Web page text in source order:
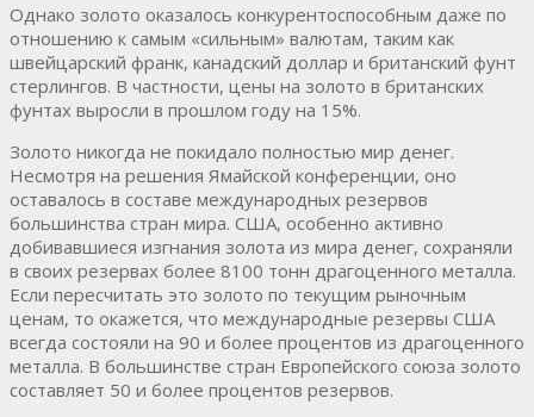
Однако золото оказалось конкурентоспособным даже по
отношению к самым «сильным» валютам, таким как
швейцарский франк, канадский доллар и британский фунт
стерлингов. В частности, цены на золото в британских
фунтах выросли в прошлом году на 15%.
Золото никогда не покидало полностью мир денег.
Несмотря на решения Ямайской конференции, оно
оставалось в составе международных резервов
большинства стран мира. США, особенно активно
добивавшиеся изгнания золота из мира денег, сохраняли
в своих резервах более 8100 тонн драгоценного металла.
Если пересчитать это золото по текущим рыночным
ценам, то окажется, что международные резервы США
всегда состояли на 90 и более процентов из драгоценного
металла. В большинстве стран Европейского союза золото
составляет 50 и более процентов резервов.